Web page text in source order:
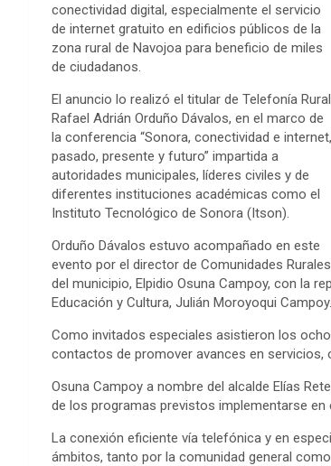
conectividad digital, especialmente el servicio
de internet gratuito en edificios públicos de la
zona rural de Navojoa para beneficio de miles
de ciudadanos.
El anuncio lo realizó el titular de Telefonía
Rafael Adrián Orduño Dávalos, en el marco de
la conferencia “Sonora, conectividad e internet,
pasado, presente y futuro” impartida a
autoridades municipales, líderes civiles y de
diferentes instituciones académicas como el
Instituto Tecnológico de Sonora (Itson).
Orduño Dávalos estuvo acompañado en este
evento por el director de Comunidades Rurales
del municipio, Elpidio Osuna Campoy, con la
Educación y Cultura, Julián Moroyoqui Campoy.
Como invitados especiales asistieron los
contactos de promover avances en servicios,
Osuna Campoy a nombre del alcalde Elías
de los programas previstos implementarse
La conexión eficiente vía telefónica y en
ámbitos, tanto por la comunidad general